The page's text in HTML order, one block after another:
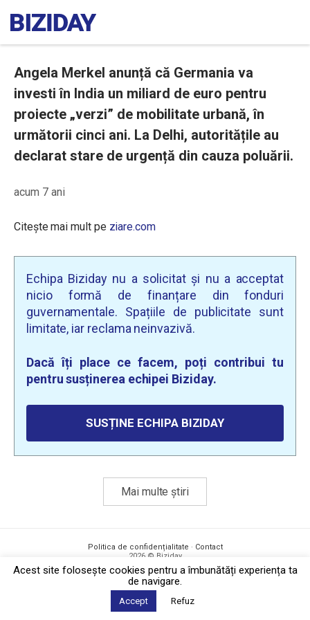
Angela Merkel anunță că Germania va
investi în India un miliard de euro pentru
proiecte „verzi” de mobilitate urbană, în
următorii cinci ani. La Delhi, autoritățile au
declarat stare de urgență din cauza poluării.
acum 7 ani
Citește mai mult pe ziare.com
Echipa Biziday nu a solicitat și nu a acceptat
nicio formă de finanțare din fonduri
guvernamentale. Spațiile de publicitate sunt
limitate, iar reclama neinvazivă.
Dacă îți place ce facem, poți contribui tu
pentru susținerea echipei Biziday.
SUSȚINE ECHIPA BIZIDAY
Mai multe știri
Politica de confidențialitate · Contact
2026 © Biziday
Acest site foloseşte cookies pentru a îmbunătăți experiența ta
de navigare.
Accept Refuz